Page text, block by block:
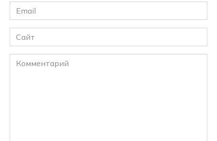
Email
*
Сайт
Комментарий